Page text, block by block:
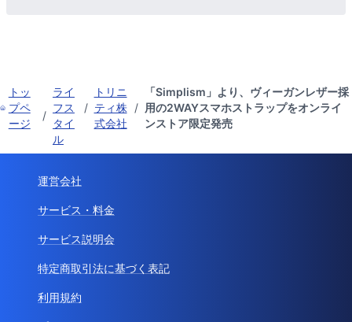
トッ
プペ
ージ
/
ライ
フス
タイ
ル
/
トリニ
ティ株
式会社
/
「Simplism」より、ヴィーガンレザー採
用の2WAYスマホストラップをオンライ
ンストア限定発売
運営会社
サービス・料金
サービス説明会
特定商取引法に基づく表記
利用規約